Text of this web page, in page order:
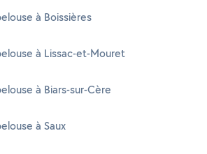
à Boissières
à Lissac-et-Mouret
à Biars-sur-Cère
à Saux